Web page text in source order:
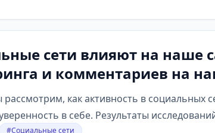
сети влияют на
и комментариев на
как активность в социальных
в себе. Результаты
#Социальные сети